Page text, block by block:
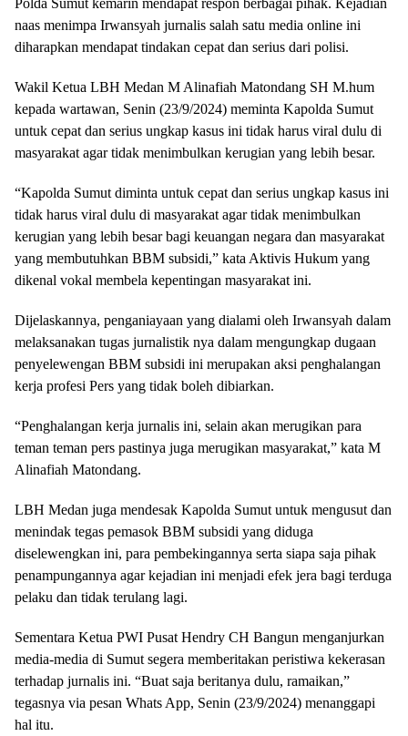
Polda Sumut kemarin mendapat respon berbagai pihak. Kejadian
naas menimpa Irwansyah jurnalis salah satu media online ini
diharapkan mendapat tindakan cepat dan serius dari polisi.
Wakil Ketua LBH Medan M Alinafiah Matondang SH M.hum
kepada wartawan, Senin (23/9/2024) meminta Kapolda Sumut
untuk cepat dan serius ungkap kasus ini tidak harus viral dulu di
masyarakat agar tidak menimbulkan kerugian yang lebih besar.
“Kapolda Sumut diminta untuk cepat dan serius ungkap kasus ini
tidak harus viral dulu di masyarakat agar tidak menimbulkan
kerugian yang lebih besar bagi keuangan negara dan masyarakat
yang membutuhkan BBM subsidi,” kata Aktivis Hukum yang
dikenal vokal membela kepentingan masyarakat ini.
Dijelaskannya, penganiayaan yang dialami oleh Irwansyah dalam
melaksanakan tugas jurnalistik nya dalam mengungkap dugaan
penyelewengan BBM subsidi ini merupakan aksi penghalangan
kerja profesi Pers yang tidak boleh dibiarkan.
“Penghalangan kerja jurnalis ini, selain akan merugikan para
teman teman pers pastinya juga merugikan masyarakat,” kata M
Alinafiah Matondang.
LBH Medan juga mendesak Kapolda Sumut untuk mengusut dan
menindak tegas pemasok BBM subsidi yang diduga
diselewengkan ini, para pembekingannya serta siapa saja pihak
penampungannya agar kejadian ini menjadi efek jera bagi terduga
pelaku dan tidak terulang lagi.
Sementara Ketua PWI Pusat Hendry CH Bangun menganjurkan
media-media di Sumut segera memberitakan peristiwa kekerasan
terhadap jurnalis ini. “Buat saja beritanya dulu, ramaikan,”
tegasnya via pesan Whats App, Senin (23/9/2024) menanggapi
hal itu.